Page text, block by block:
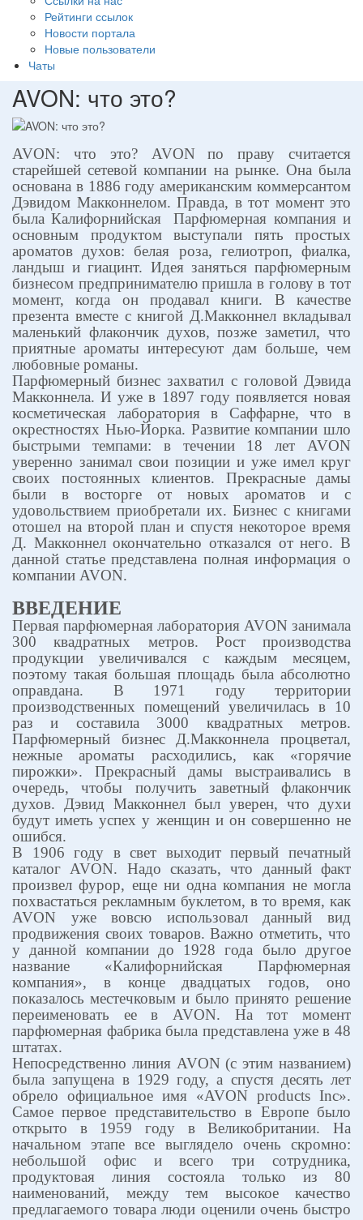
Рейтинги ссылок
Новости портала
Новые пользователи
Чаты
AVON: что это?
AVON: что это? AVON
по праву считается
старейшей сетевой компании на рынке. Она была
основана в 1886 году американским коммерсантом
Дэвидом Макконнелом. Правда, в тот момент это
была Калифорнийская
Парфюмерная компания и
основным продуктом выступали пять простых
ароматов духов: белая роза, гелиотроп, фиалка,
ландыш и гиацинт. Идея заняться парфюмерным
бизнесом предпринимателю пришла в голову в тот
момент, когда он продавал книги. В качестве
презента вместе с книгой Д.Макконнел вкладывал
маленький флакончик духов, позже заметил, что
приятные ароматы интересуют дам больше, чем
любовные романы.
Парфюмерный бизнес захватил с головой Дэвида
Макконнела. И уже в 1897 году появляется новая
косметическая лаборатория в Саффарне, что в
окрестностях Нью-Йорка. Развитие компании шло
быстрыми темпами: в течении 18 лет AVON
уверенно занимал свои позиции и уже имел круг
своих постоянных клиентов. Прекрасные дамы
были в восторге от новых ароматов и с
удовольствием приобретали их. Бизнес с книгами
отошел на второй план и спустя некоторое время
Д. Макконнел окончательно отказался от него. В
данной статье представлена полная информация о
компании AVON.
ВВЕДЕНИЕ
Первая парфюмерная лаборатория AVON занимала
300 квадратных метров. Рост производства
продукции увеличивался с каждым месяцем,
поэтому такая большая площадь была абсолютно
оправдана. В 1971 году территории
производственных помещений увеличилась в 10
раз и составила 3000 квадратных метров.
Парфюмерный бизнес Д.Макконнела процветал,
нежные ароматы расходились, как «горячие
пирожки». Прекрасный дамы выстраивались в
очередь, чтобы получить заветный флакончик
духов. Дэвид Макконнел был уверен, что духи
будут иметь успех у женщин и он совершенно не
ошибся.
В 1906 году в свет выходит первый печатный
каталогAVON. Надо сказать, что данный факт
произвел фурор, еще ни одна компания не могла
похвастаться рекламным буклетом, в то время, как
AVON уже вовсю использовал данный вид
продвижения своих товаров. Важно отметить, что
у данной компании до 1928 года было другое
название «Калифорнийская Парфюмерная
компания», в конце двадцатых годов, оно
показалось местечковым и было принято решение
переименовать ее в AVON. На тот момент
парфюмерная фабрика была представлена уже в 48
штатах.
Непосредственно линия AVON(с этим названием)
была запущена в 1929 году, а спустя десять лет
обрело официальное имя «AVON products Inc».
Самое первое представительство в Европе было
открыто в 1959 году в Великобритании. На
начальном этапе все выглядело очень скромно:
небольшой офис и всего три сотрудника,
продуктовая линия состояла только из 80
наименований, между тем высокое качество
предлагаемого товара люди оценили очень быстро